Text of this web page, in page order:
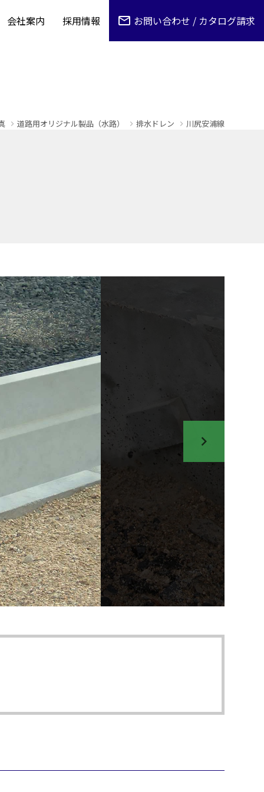
会社案内 採用情報 お問い合わせ / カタログ請求
道路用オリジナル製品（水路） 排水ドレン 川尻安浦線